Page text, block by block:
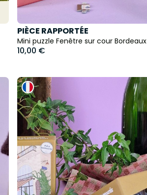
PIÈCE RAPPORTÉE
Mini puzzle Fenêtre sur cour Bordeaux
10,00 €